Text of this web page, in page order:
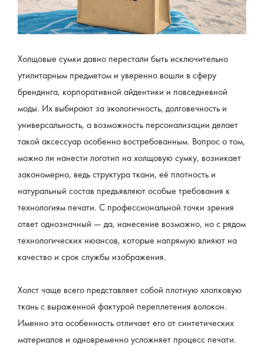
Холщовые сумки давно перестали быть исключительно
утилитарным предметом и уверенно вошли в сферу
брендинга, корпоративной айдентики и повседневной
моды. Их выбирают за экологичность, долговечность и
универсальность, а возможность персонализации делает
такой аксессуар особенно востребованным. Вопрос о том,
можно ли нанести логотип на холщовую сумку, возникает
закономерно, ведь структура ткани, её плотность и
натуральный состав предъявляют особые требования к
технологиям печати. С профессиональной точки зрения
ответ однозначный — да, нанесение возможно, но с рядом
технологических нюансов, которые напрямую влияют на
качество и срок службы изображения.
Холст чаще всего представляет собой плотную хлопковую
ткань с выраженной фактурой переплетения волокон.
Именно эта особенность отличает его от синтетических
материалов и одновременно усложняет процесс печати.